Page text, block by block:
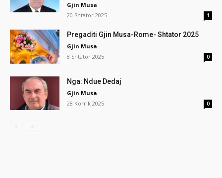
Gjin Musa
20 Shtator 2025
1
Pregaditi Gjin Musa-Rome- Shtator 2025
Gjin Musa
8 Shtator 2025
0
Nga: Ndue Dedaj
Gjin Musa
28 Korrik 2025
0